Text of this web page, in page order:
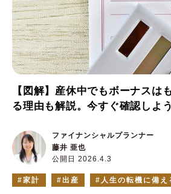
【図解】産休中でもボーナスは
る理由も解説。今すぐ確認しよう
公開日 2026.4.3
ファイナンシャルプランナー
藤井 亜也
家計 出産 人生の転機に備え